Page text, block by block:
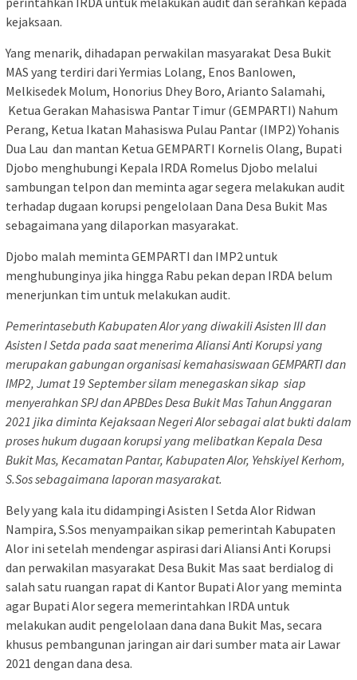
kejaksaan.
Yang menarik, dihadapan perwakilan masyarakat Desa Bukit
MAS yang terdiri dari Yermias Lolang, Enos Banlowen,
Melkisedek Molum, Honorius Dhey Boro, Arianto Salamahi,
Ketua Gerakan Mahasiswa Pantar Timur (GEMPARTI) Nahum
Perang, Ketua Ikatan Mahasiswa Pulau Pantar (IMP2) Yohanis
Dua Lau dan mantan Ketua GEMPARTI Kornelis Olang, Bupati
Djobo menghubungi Kepala IRDA Romelus Djobo melalui
sambungan telpon dan meminta agar segera melakukan audit
terhadap dugaan korupsi pengelolaan Dana Desa Bukit Mas
sebagaimana yang dilaporkan masyarakat.
Djobo malah meminta GEMPARTI dan IMP2 untuk
menghubunginya jika hingga Rabu pekan depan IRDA belum
menerjunkan tim untuk melakukan audit.
Pemerintasebuth Kabupaten Aloryang diwakili Asisten III dan
Asisten I Setda pada saat menerima Aliansi Anti Korupsi yang
merupakan gabungan organisasi kemahasiswaan GEMPARTI dan
IMP2, Jumat 19 September silam menegaskan sikap siap
menyerahkan SPJ dan APBDes Desa Bukit Mas Tahun Anggaran
2021 jika diminta Kejaksaan Negeri Alor sebagai alat bukti dalam
proses hukum dugaan korupsi yang melibatkan Kepala Desa
Bukit Mas, Kecamatan Pantar, Kabupaten Alor, Yehskiyel Kerhom,
S.Sos sebagaimana laporan masyarakat.
Bely yang kala itu didampingi Asisten I Setda Alor Ridwan
Nampira, S.Sos menyampaikan sikap pemerintah Kabupaten
Alor ini setelah mendengar aspirasi dari Aliansi Anti Korupsi
dan perwakilan masyarakat Desa Bukit Mas saat berdialog di
salah satu ruangan rapat di Kantor Bupati Alor yang meminta
agar Bupati Alor segera memerintahkan IRDA untuk
melakukan audit pengelolaan dana dana Bukit Mas, secara
khusus pembangunan jaringan air dari sumber mata air Lawar
2021 dengan dana desa.